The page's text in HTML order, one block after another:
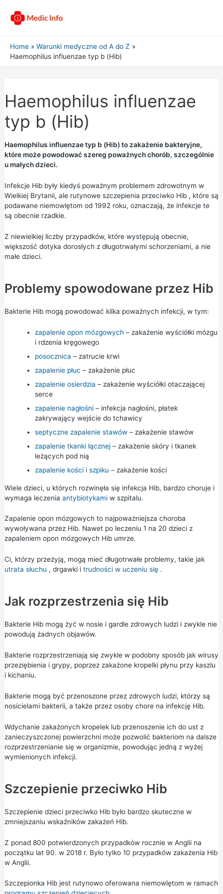
Home
Warunki medyczne od A do Z
Haemophilus influenzae typ b (Hib)
Haemophilus influenzae
typ b (Hib)
Haemophilus influenzae typ b (Hib) to zakażenie bakteryjne,
które może powodować szereg poważnych chorób, szczególnie
u małych dzieci.
Infekcje Hib były kiedyś poważnym problemem zdrowotnym w
Wielkiej Brytanii, ale rutynowe szczepienia przeciwko Hib, które są
podawane niemowlętom od 1992 roku, oznaczają, że infekcje te
są obecnie rzadkie.
Z niewielkiej liczby przypadków, które występują obecnie,
większość dotyka dorosłych z długotrwałymi schorzeniami, a nie
małe dzieci.
Problemy spowodowane przez Hib
Bakterie Hib mogą powodować kilka poważnych infekcji, w tym:
zapalenie opon mózgowych – zakażenie wyściółki mózgu
i rdzenia kręgowego
posocznica – zatrucie krwi
zapalenie płuc – zakażenie płuc
zapalenie osierdzia – zakażenie wyściółki otaczającej
serce
zapalenie nagłośni– infekcja nagłośni, płatek
zakrywający wejście do tchawicy
septyczne zapalenie stawów– zakażenie stawów
zapalenie tkanki łącznej– zakażenie skóry i tkanek
leżących pod nią
zapalenie kości i szpiku – zakażenie kości
Wiele dzieci, u których rozwinęła się infekcja Hib, bardzo choruje i
wymaga leczenia antybiotykamiw szpitalu.
Zapalenie opon mózgowych to najpoważniejsza choroba
wywoływana przez Hib. Nawet po leczeniu 1 na 20 dzieci z
zapaleniem opon mózgowych Hib umrze.
Ci, którzy przeżyją, mogą mieć długotrwałe problemy, takie jak
utrata słuchu , drgawki i trudności w uczeniu się.
Jak rozprzestrzenia się Hib
Bakterie Hib mogą żyć w nosie i gardle zdrowych ludzi i zwykle nie
powodują żadnych objawów.
Bakterie rozprzestrzeniają się zwykle w podobny sposób jak wirusy
przeziębienia i grypy, poprzez zakażone kropelki płynu przy kaszlu
i kichaniu.
Bakterie mogą być przenoszone przez zdrowych ludzi, którzy są
nosicielami bakterii, a także przez osoby chore na infekcję Hib.
Wdychanie zakażonych kropelek lub przenoszenie ich do ust z
zanieczyszczonej powierzchni może pozwolić bakteriom na dalsze
rozprzestrzenianie się w organizmie, powodując jedną z wyżej
wymienionych infekcji.
Szczepienie przeciwko Hib
Szczepienie dzieci przeciwko Hib było bardzo skuteczne w
zmniejszaniu wskaźników zakażeń Hib.
Z ponad 800 potwierdzonych przypadków rocznie w Anglii na
początku lat 90. w 2018 r. Było tylko 10 przypadków zakażenia Hib
w Anglii.
Szczepionka Hib jest rutynowo oferowana niemowlętom w ramach